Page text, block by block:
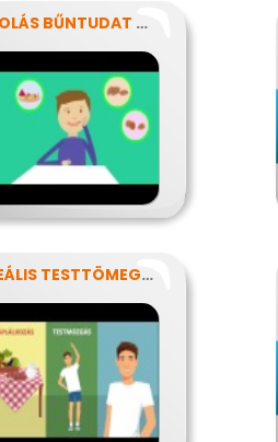
NASSOLÁS BŰNTUDAT NÉLKÜL
AZ IDEÁLIS TESTTÖMEG TITKAI